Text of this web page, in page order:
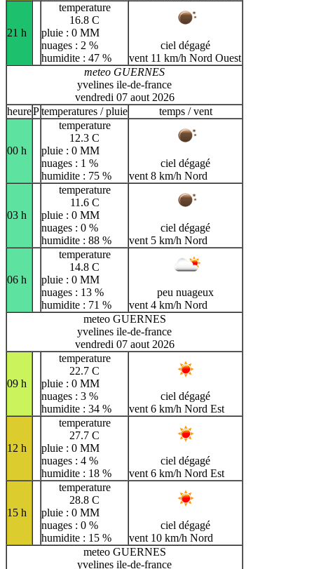
21 h
temperature
16.8 C
pluie : 0 MM
nuages : 2 %
humidite : 47 %
ciel dégagé
vent 11 km/h Nord Ouest
meteo GUERNES
yvelines ile-de-france
vendredi 07 aout 2026
heurePtemperatures / pluie temps / vent
00 h
temperature
12.3 C
pluie : 0 MM
nuages : 1 %
humidite : 75 %
ciel dégagé
vent 8 km/h Nord
03 h
temperature
11.6 C
pluie : 0 MM
nuages : 0 %
humidite : 88 %
ciel dégagé
vent 5 km/h Nord
06 h
temperature
14.8 C
pluie : 0 MM
nuages : 13 %
humidite : 71 %
peu nuageux
vent 4 km/h Nord
meteo GUERNES
yvelines ile-de-france
vendredi 07 aout 2026
09 h
temperature
22.7 C
pluie : 0 MM
nuages : 3 %
humidite : 34 %
ciel dégagé
vent 6 km/h Nord Est
12 h
temperature
27.7 C
pluie : 0 MM
nuages : 4 %
humidite : 18 %
ciel dégagé
vent 6 km/h Nord Est
15 h
temperature
28.8 C
pluie : 0 MM
nuages : 0 %
humidite : 15 %
ciel dégagé
vent 10 km/h Nord
meteo GUERNES
yvelines ile-de-france